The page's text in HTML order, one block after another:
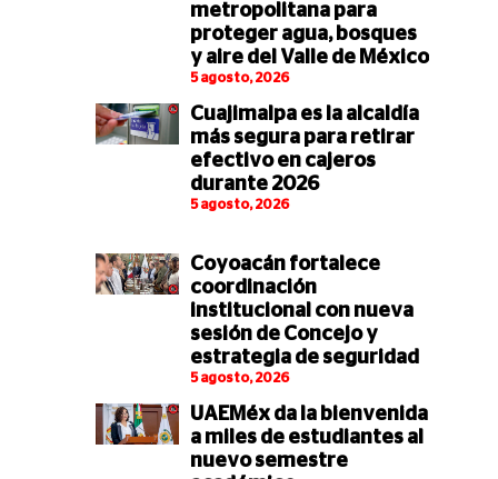
metropolitana para
proteger agua, bosques
y aire del Valle de México
5 agosto, 2026
Cuajimalpa es la alcaldía
más segura para retirar
efectivo en cajeros
durante 2026
5 agosto, 2026
Coyoacán fortalece
coordinación
institucional con nueva
sesión de Concejo y
estrategia de seguridad
5 agosto, 2026
UAEMéx da la bienvenida
a miles de estudiantes al
nuevo semestre